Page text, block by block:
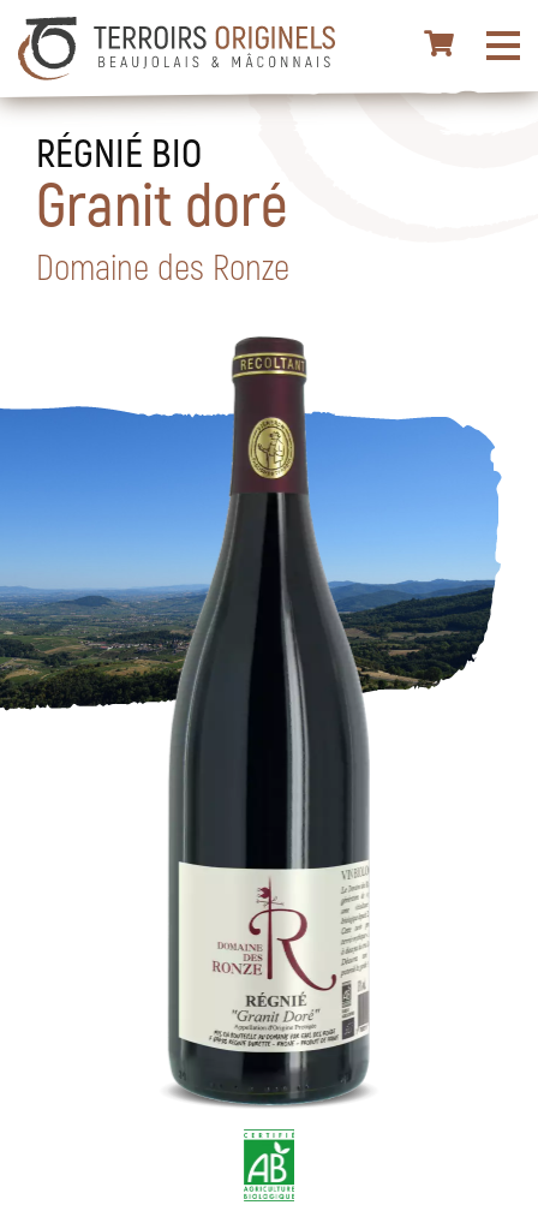
RÉGNIÉ BIO
Granit doré
Domaine des Ronze